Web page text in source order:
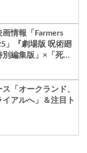
情報「Farmers
」『劇場版 呪術廻
編集版」×「死滅
「オークランド、
アルへ」＆注目ト